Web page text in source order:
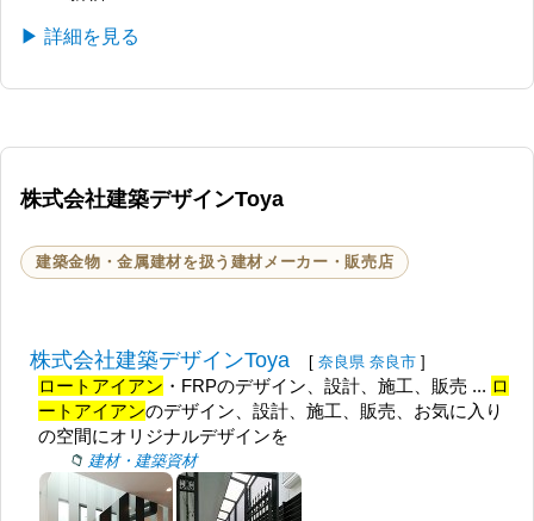
▶ 詳細を見る
株式会社建築デザインToya
建築金物・金属建材を扱う建材メーカー・販売店
株式会社建築デザインToya [ 奈良県 奈良市 ]
ロートアイアン ・FRPのデザイン、設計、施工、販売 ... ロ
ートアイアンのデザイン、設計、施工、販売、お気に入り
の空間にオリジナルデザインを
建材・建築資材